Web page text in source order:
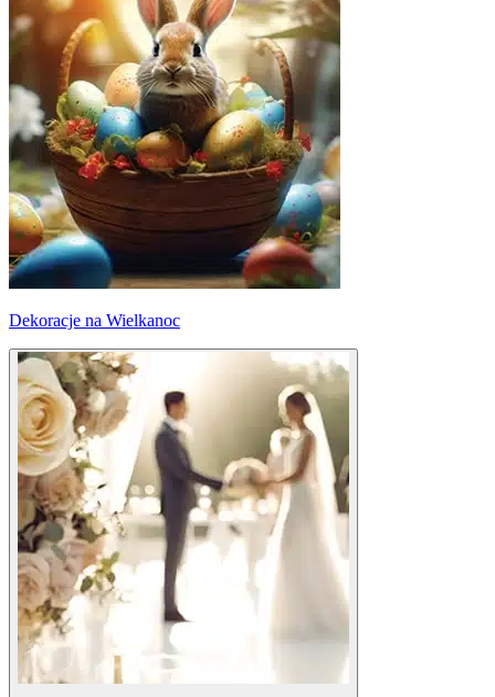
Dekoracje na Wielkanoc